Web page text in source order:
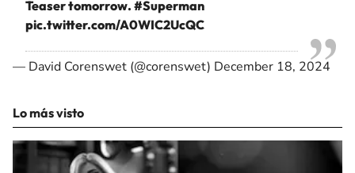
Teaser tomorrow. #Superman
pic.twitter.com/A0WIC2UcQC
— David Corenswet (@corenswet) December 18, 2024
Lo más visto